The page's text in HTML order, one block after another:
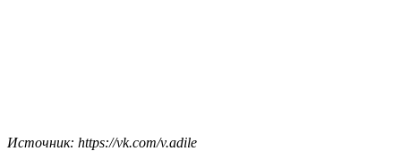
Источник: https://vk.com/v.adile